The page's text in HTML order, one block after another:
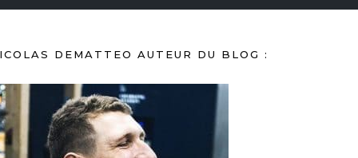
DEMATTEO AUTEUR DU BLOG :